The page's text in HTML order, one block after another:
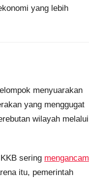
yang lebih
menyuarakan
yang menggugat
wilayah melalui
sering mengancam
itu, pemerintah